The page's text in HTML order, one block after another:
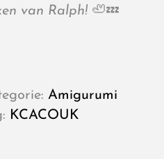
van Ralph! 🦥💤
Amigurumi
KCACOUK